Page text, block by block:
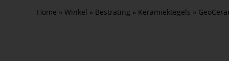
Home » Winkel » Bestrating » Keramiektegels »